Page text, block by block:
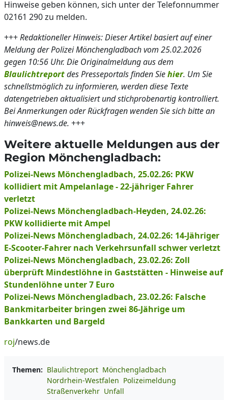
Hinweise geben können, sich unter der Telefonnummer
02161 290 zu melden.
+++Redaktioneller Hinweis: Dieser Artikel basiert auf einer
Meldung der Polizei Mönchengladbach vom 25.02.2026
gegen 10:56 Uhr. Die Originalmeldung aus dem
Blaulichtreportdes Presseportals finden Siehier. Um Sie
schnellstmöglich zu informieren, werden diese Texte
datengetrieben aktualisiert und stichprobenartig kontrolliert.
Bei Anmerkungen oder Rückfragen wenden Sie sich bitte an
hinweis@news.de. +++
Weitere aktuelle Meldungen aus der
Region Mönchengladbach:
Polizei-News Mönchengladbach, 25.02.26: PKW
kollidiert mit Ampelanlage - 22-jähriger Fahrer
verletzt
Polizei-News Mönchengladbach-Heyden, 24.02.26:
PKW kollidierte mit Ampel
Polizei-News Mönchengladbach, 24.02.26: 14-Jähriger
E-Scooter-Fahrer nach Verkehrsunfall schwer verletzt
Polizei-News Mönchengladbach, 23.02.26: Zoll
überprüft Mindestlöhne in Gaststätten - Hinweise auf
Stundenlöhne unter 7 Euro
Polizei-News Mönchengladbach, 23.02.26: Falsche
Bankmitarbeiter bringen zwei 86-Jährige um
Bankkarten und Bargeld
roj/news.de
Themen: Blaulichtreport Mönchengladbach
Nordrhein-Westfalen Polizeimeldung
Straßenverkehr Unfall